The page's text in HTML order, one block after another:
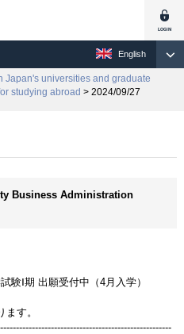
English
Japan's universities and graduate
studying abroad > 2024/09/27
Business Administration
験Ⅰ期 出願受付中（4月入学）
す。